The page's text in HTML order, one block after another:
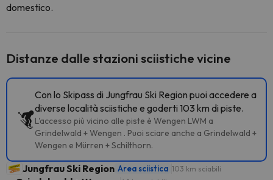
domestico.
Distanze dalle stazioni sciistiche vicine
Con lo Skipass di Jungfrau Ski Region puoi accedere a
diverse località sciistiche e goderti 103 km di piste.
L'accesso più vicino alle piste è Wengen LWM a
Grindelwald + Wengen . Puoi sciare anche a Grindelwald +
Wengen e Mürren + Schilthorn.
Jungfrau Ski Region Area sciistica 103 km sciabili